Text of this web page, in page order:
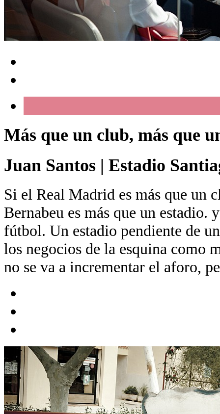
Más que un club, más que
Juan Santos | Estadio
Si el Real Madrid es más que un
Bernabeu es más que un estadio.
fútbol. Un estadio pendiente de
los negocios de la esquina como
no se va a incrementar el aforo,